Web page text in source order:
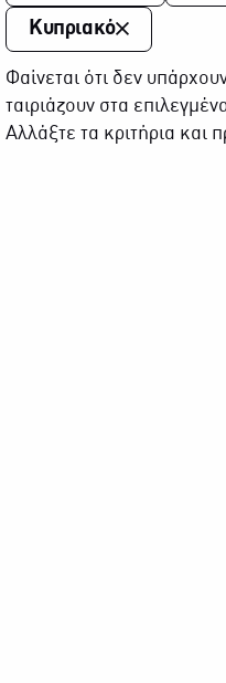
Κυπριακό
Φαίνεται ότι δεν
ταιριάζουν στα
Αλλάξτε τα κριτήρια και